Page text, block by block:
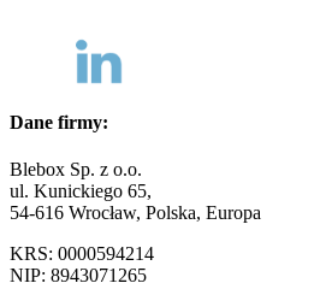
Dane firmy:
Blebox Sp. z o.o.
ul. Kunickiego 65,
54-616 Wrocław, Polska, Europa
KRS: 0000594214
NIP: 8943071265